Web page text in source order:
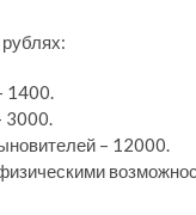
1400.
3000.
– 12000.